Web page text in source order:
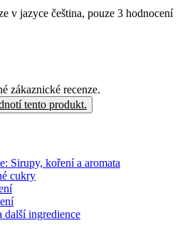
v jazyce čeština, pouze 3 hodnocení
zákaznické recenze.
tento produkt.
Sirupy, koření a aromata
cukry
ingredience